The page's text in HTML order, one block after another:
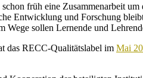
früh eine Zusammenarbeit
Entwicklung und Forschung
Wege sollen Lernende und
das RECC-Qualitätslabel im Mai